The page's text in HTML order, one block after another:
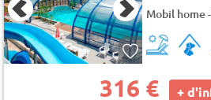
Mobil home
316 € +